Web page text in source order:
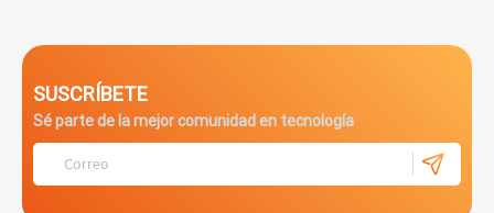
SUSCRÍBETE
Sé parte de la mejor comunidad en tecnología